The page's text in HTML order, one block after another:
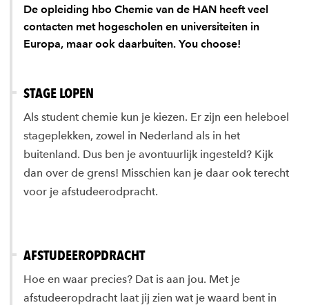
De opleiding hbo Chemie van de HAN heeft veel
contacten met hogescholen en universiteiten in
Europa, maar ook daarbuiten. You choose!
STAGE LOPEN
Als student chemie kun je kiezen. Er zijn een heleboel
stageplekken, zowel in Nederland als in het
buitenland. Dus ben je avontuurlijk ingesteld? Kijk
dan over de grens! Misschien kan je daar ook terecht
voor je afstudeerodpracht.
AFSTUDEEROPDRACHT
Hoe en waar precies? Dat is aan jou. Met je
afstudeeropdracht laat jij zien wat je waard bent in